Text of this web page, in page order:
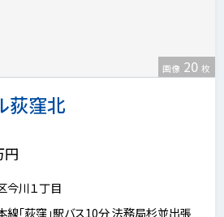
荻窪北
画像 20 枚
円
今川１丁目
線「荻窪」駅バス10分 法務局杉並出張